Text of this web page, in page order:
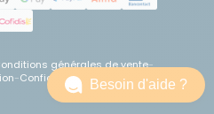
générales de vente-
-Confidentialité- Mentions légales
Besoin d'aide ?